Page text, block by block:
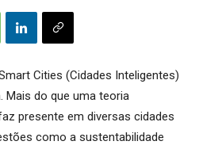
Cities (Cidades Inteligentes)
Mais do que uma teoria
presente em diversas cidades
como a sustentabilidade